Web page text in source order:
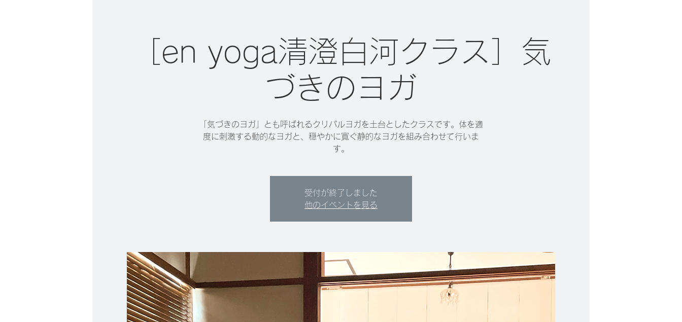
［en yoga清澄白河クラス］気
づきのヨガ
「気づきのヨガ」とも呼ばれるクリパルヨガを土台としたクラスです。体を適
度に刺激する動的なヨガと、穏やかに寛ぐ静的なヨガを組み合わせて行いま
す。
受付が終了しました
他のイベントを見る